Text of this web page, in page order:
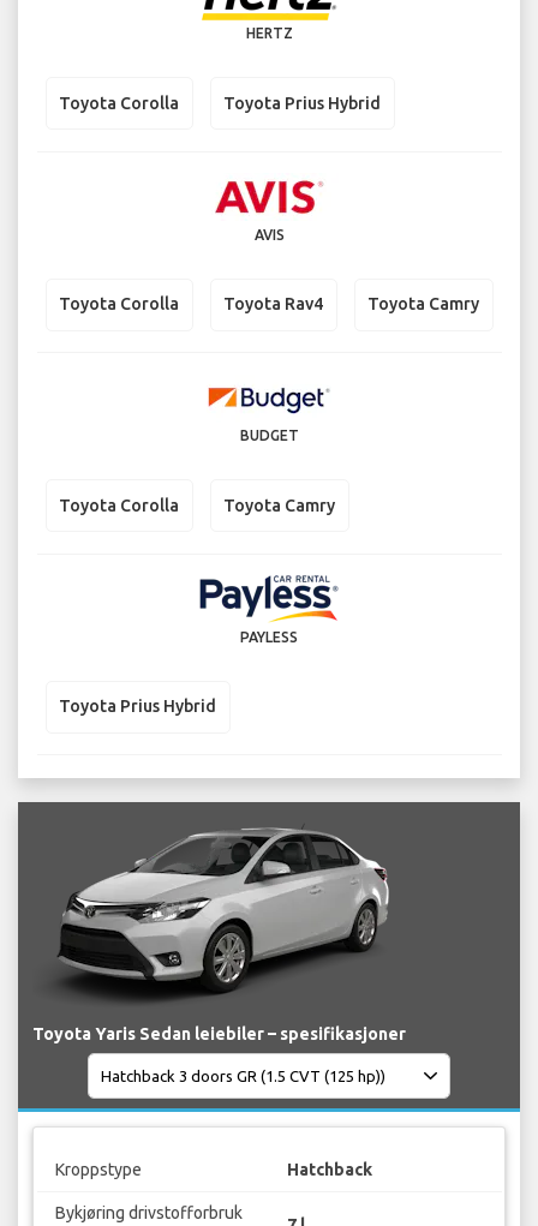
HERTZ
Toyota Corolla Toyota Prius Hybrid
AVIS
Toyota Corolla Toyota Rav4 Toyota Camry
BUDGET
Toyota Corolla Toyota Camry
PAYLESS
Toyota Prius Hybrid
Toyota Yaris Sedan leiebiler – spesifikasjoner
Kroppstype Hatchback
Bykjøring drivstofforbruk